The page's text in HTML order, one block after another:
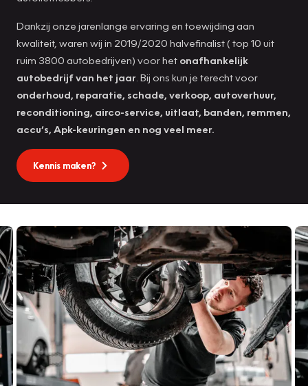
Dankzij onze jarenlange ervaring en toewijding aan
kwaliteit, waren wij in 2019/2020 halvefinalist ( top 10 uit
ruim 3800 autobedrijven) voor het onafhankelijk
autobedrijf van het jaar . Bij ons kun je terecht voor
onderhoud, reparatie, schade, verkoop, autoverhuur,
reconditioning, airco-service, uitlaat, banden, remmen,
accu’s, Apk-keuringen en nog veel meer.
Kennis maken?